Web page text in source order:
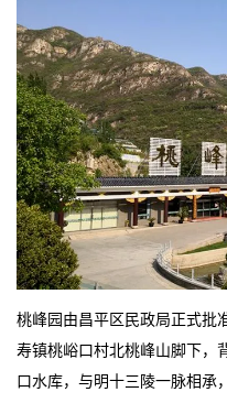
桃峰园由昌平区民政局正式批
寿镇桃峪口村北桃峰山脚下，
口水库，与明十三陵一脉相承